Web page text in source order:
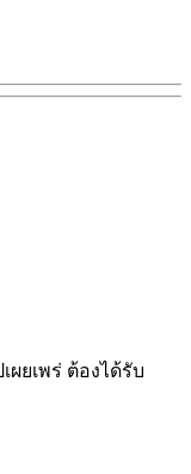
ยเพร่ ต้องได้รับ